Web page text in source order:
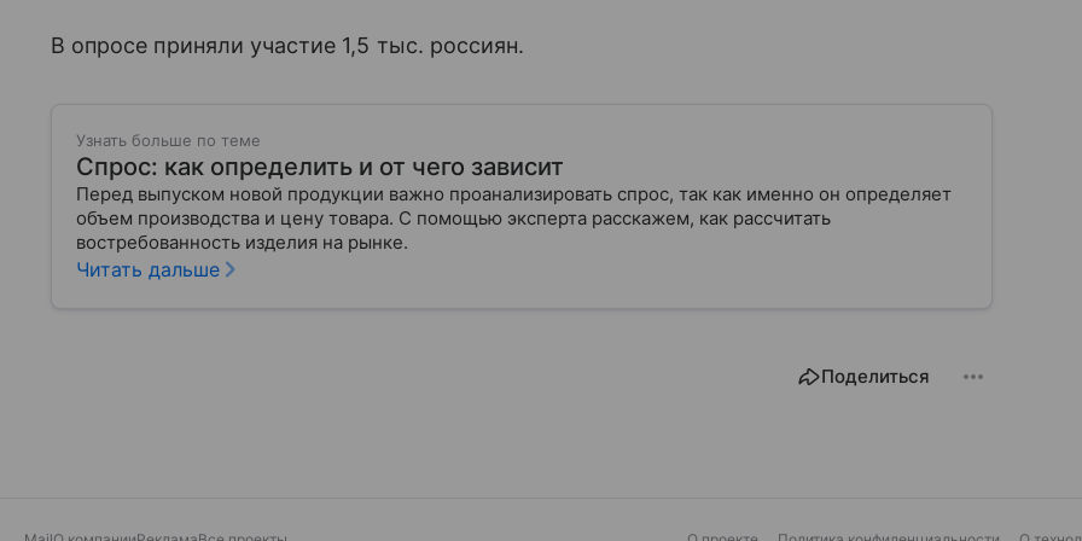
В опросе приняли участие 1,5 тыс. россиян.
Узнать больше по теме
Спрос: как определить и от чего зависит
Перед выпуском новой продукции важно проанализировать спрос, так как именно он определяет
объем производства и цену товара. С помощью эксперта расскажем, как рассчитать
востребованность изделия на рынке.
Читать дальше
Поделиться